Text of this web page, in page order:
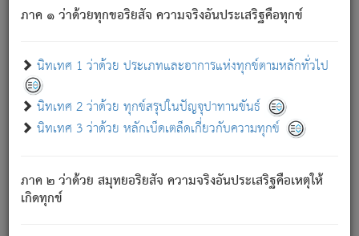
ภาค ๑ ว่าด้วยทุกขอริยสัจ ความจริงอันประเสริฐคือทุกข์
นิทเทศ 1 ว่าด้วย ประเภทและอาการแห่งทุกข์ตามหลักทั่วไป
นิทเทศ 2 ว่าด้วย ทุกข์สรุปในปัญจุปาทานขันธ์
นิทเทศ 3 ว่าด้วย หลักเบ็ดเตล็ดเกี่ยวกับความทุกข์
ภาค ๒ ว่าด้วย สมุทยอริยสัจ ความจริงอันประเสริฐคือเหตุให้
เกิดทุกข์
ภพ ว่ามีได้เพราะวิภพ[2]: เรากล่าวว่า สมณะหรือพราหมณ์ทั้ง
ปวงนั้น ก็ยังสลัดภพออกไปไม่ได้.
ก็ทุกข์นี้มีขึ้น เพราะอาศัยซึ่งอุปธิทั้งปวง.
เพราะความสิ้นไปแห่งอุปาทานทั้งปวง ความเกิดขึ้นแห่ง
ทุกข์จึงไม่มี.
ท่านจงดูโลกนี้เถิด (จะเห็นว่า) สัตว์ทั้งหลายอันอวิชาหนา
แน่นบังหนาแล้ว; และว่า สัตว์ผู้ยินดีในภพอันเป็นแล้วนั้น ย่อม
อันเป็นไปในที่หรือเวลาทั้งปวง[3]เพื่อความมีแห่งประโยชน์โดย
ประการทั้งปวง; ภพทั้งหลายทั้งหมดนั้น ไม่เที่ยง เป็นทุกข์ มี
ความแปรปรวนเป็นธรรมดา.